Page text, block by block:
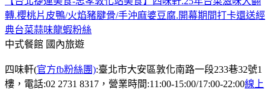
轉.櫻桃片皮鴨/火焰豬腱骨/手沖麻婆豆腐.開幕期間打卡還送經
典台菜蒜味龍蝦粉絲
中式餐館 國內旅遊
四味軒(官方fb粉絲團):臺北市大安區敦化南路一段233巷32號1
樓，電話:02 2731 8317，營業時間:11:00-15:00/17:00-22:00線上